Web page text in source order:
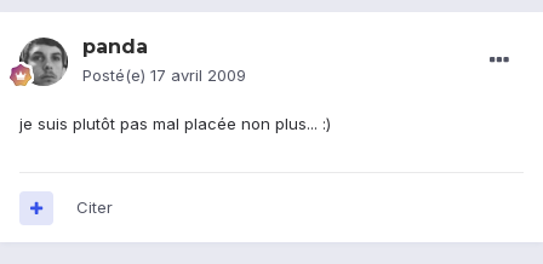
panda
Posté(e) 17 avril 2009
je suis plutôt pas mal placée non plus... :)
Citer